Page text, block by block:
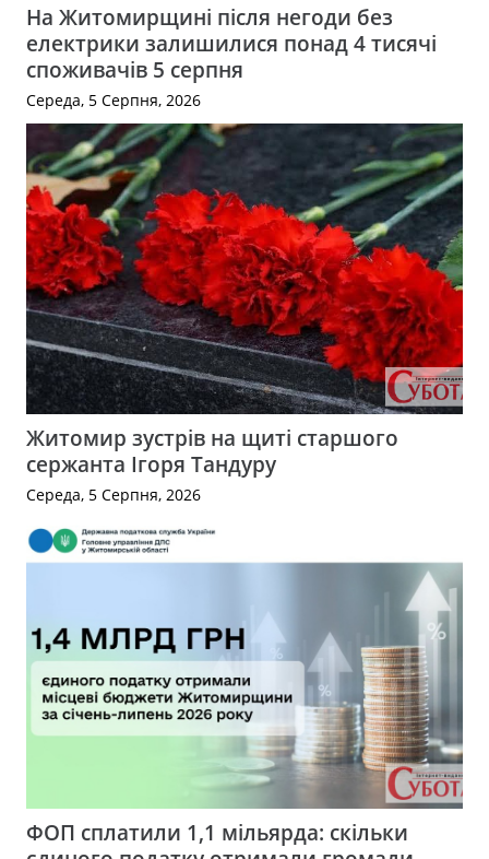
На Житомирщині після негоди без
електрики залишилися понад 4 тисячі
споживачів 5 серпня
Середа, 5 Серпня, 2026
Житомир зустрів на щиті старшого
сержанта Ігоря Тандуру
Середа, 5 Серпня, 2026
ФОП сплатили 1,1 мільярда: скільки